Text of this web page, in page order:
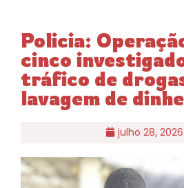
Policia:
cinco
tráfico de
lavagem de
julho 28, 2026